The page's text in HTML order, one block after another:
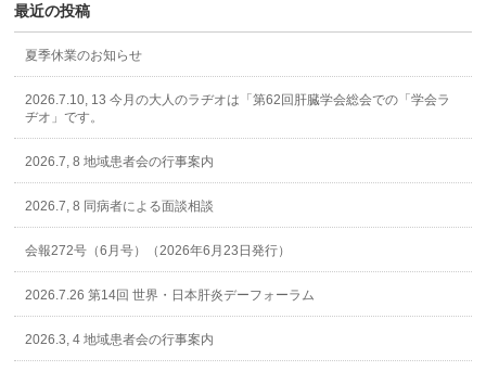
最近の投稿
夏季休業のお知らせ
2026.7.10, 13 今月の大人のラヂオは「第62回肝臓学会総会での「学会ラ
ヂオ」です。
2026.7, 8 地域患者会の行事案内
2026.7, 8 同病者による面談相談
会報272号（6月号）（2026年6月23日発行）
2026.7.26 第14回 世界・日本肝炎デーフォーラム
2026.3, 4 地域患者会の行事案内